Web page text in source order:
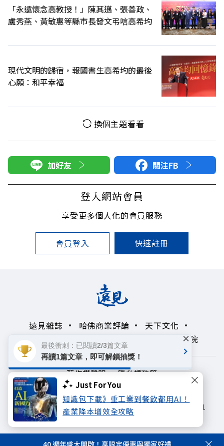
Just For You
知識包下載》重工業到餐飲都用AI！
產業降本增效全攻略
「永遠懷念高教授！」陳其邁、張善政、
盧秀燕、黃敏惠等縣市長發文弔唁高希均
現代文明的歸宿，報國書生高希均的最後
心願：和平幸福
換個主題看看
加好友 關注FB
登入網站會員
享受更多個人化的會員服務
會員登入 快速註冊
遠見雜誌 哈佛商業評論
天下文化
未來親子學習平台
領導影響力學院
著作權聲明
隱私權政策
Copyright© 1999~2026
遠見天下文化出版股份有限公司. All rights reserved.
40 週年盛大開啟！享限定優惠與獨家好禮
最後衝刺：已閱讀2/3篇文章
再讀1篇文章，即可解鎖抽獎！
×